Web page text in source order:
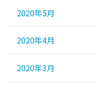
2020年5月
2020年4月
2020年3月